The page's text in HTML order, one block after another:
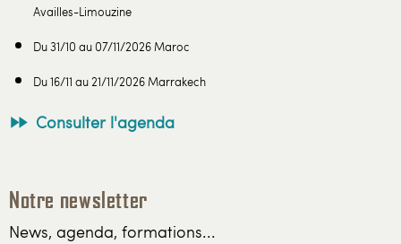
Availles-Limouzine
Du 31/10 au 07/11/2026 Maroc
Du 16/11 au 21/11/2026 Marrakech
Consulter l'agenda
Notre newsletter
News, agenda, formations...